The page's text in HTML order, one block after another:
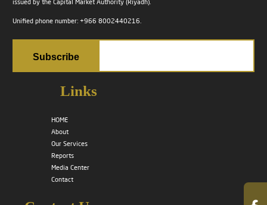
issued by the Capital Market Authority (Riyadh).
Unified phone number: +966 8002440216.
Links
HOME
About
Our Services
Reports
Media Center
Contact